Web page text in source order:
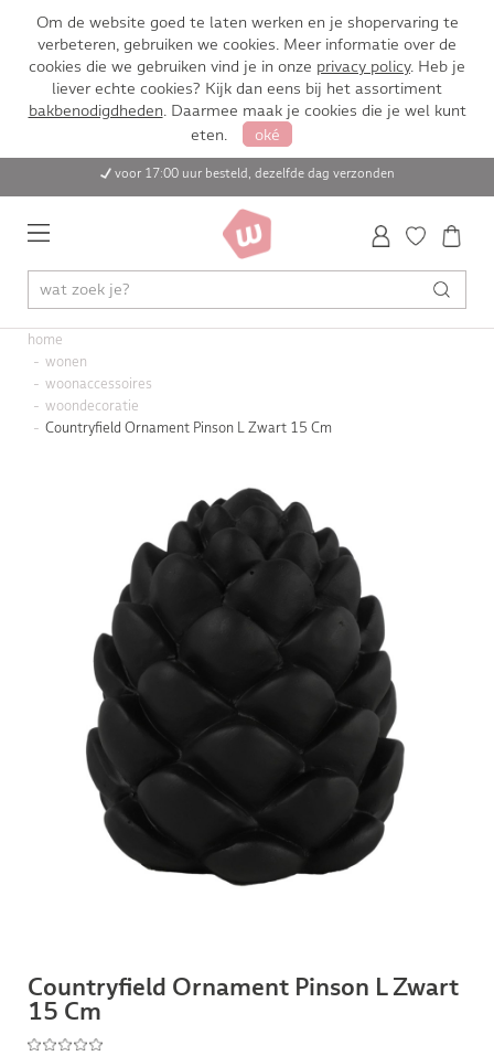
Om de website goed te laten werken en je shopervaring te
verbeteren, gebruiken we cookies. Meer informatie over de
cookies die we gebruiken vind je in onze privacy policy. Heb je
liever echte cookies? Kijk dan eens bij het assortiment
bakbenodigdheden. Daarmee maak je cookies die je wel kunt
eten.
oké
voor 17:00 uur besteld, dezelfde dag verzonden
home
wonen
woonaccessoires
woondecoratie
Countryfield Ornament Pinson L Zwart 15 Cm
Countryfield Ornament Pinson L Zwart
15 Cm